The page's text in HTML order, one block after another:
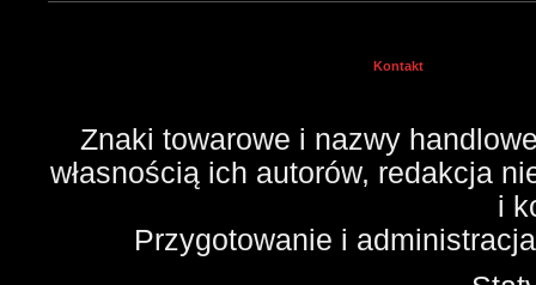
Kontakt
Znaki towarowe i nazwy
własnością ich autorów, redakcja
i
Przygotowanie i